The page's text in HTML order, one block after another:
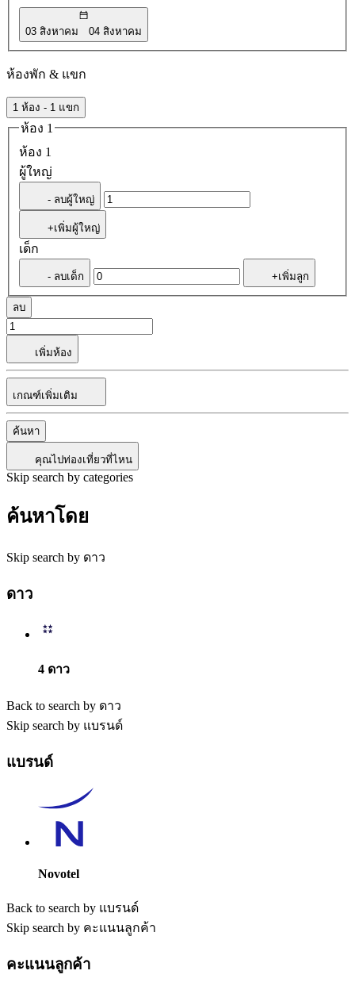
03 สิงหาคม 04 สิงหาคม
ห้องพัก & แขก
1 ห้อง - 1 แขก
ห้อง 1
ห้อง 1
ผู้ใหญ่
- ลบผู้ใหญ่
+เพิ่มผู้ใหญ่
เด็ก
- ลบเด็ก +เพิ่มลูก
ลบ
เพิ่มห้อง
เกณฑ์เพิ่มเติม
ค้นหา
คุณไปท่องเที่ยวที่ไหน
Skip search by categories
ค้นหาโดย
Skip search by ดาว
ดาว
4 ดาว
Back to search by ดาว
Skip search by แบรนด์
แบรนด์
Novotel
Back to search by แบรนด์
Skip search by คะแนนลูกค้า
คะแนนลูกค้า